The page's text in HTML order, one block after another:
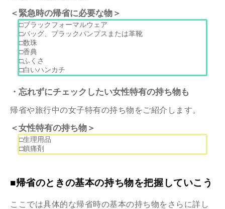
＜緊急時の帰省に必要な物＞
□ブラックフォーマルウェア
□バッグ、ブラックパンプスまたは革靴
□数珠
□香典
□ふくさ
□白いハンカチ
・忘れずにチェックしたい女性特有の持ち物も
帰省や旅行中の女子特有の持ち物をご紹介します。
＜女性特有の持ち物＞
□生理用品
□鎮痛剤
■帰省のときの基本の持ち物を把握していこう
ここでは具体的な帰省時の基本の持ち物をさらに詳し